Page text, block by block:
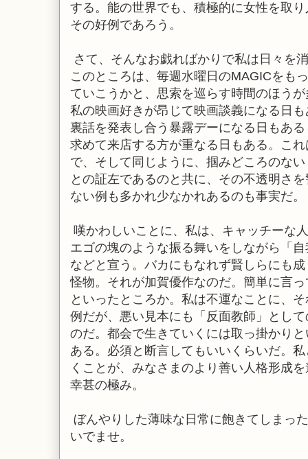
する。能の世界でも、積極的に女性を取
その好例であろう。
さて、そんなお戯ればかりで私は日々を
このところは、毎週水曜日のMAGICをも
ていこうかと、思索を巡らす時間のほう
私の映画好きが昂じて映画談義になる日
裏話を発表し合う暴露デーになる日もあ
求めて来店する方が重なる日もある。こ
で、そして同じように、掴みどころのな
との証左であるのと共に、その不透明さ
ない例も多かれ少なかれあるのも事実だ。
嘆かわしいことに、私は、キャッチーな
エゴの塊のような振る舞いをしながら「
などと宣う。バカにもなれず賢しらにも
怪物。それが加賀優作なのだ。簡単に言
といったところか。私は不運なことに、
例だが、悪い見本にも「反面教師」とし
のだ。都会で生きていくには取っ掛かり
ある。必須と断言してもいいくらいだ。
くことが、みなさまのより善い人格形成
幸甚の極み。
ぼんやりした薄味な日常に飽きてしまっ
いでませ。